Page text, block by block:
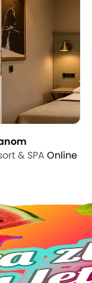
& SPA Online